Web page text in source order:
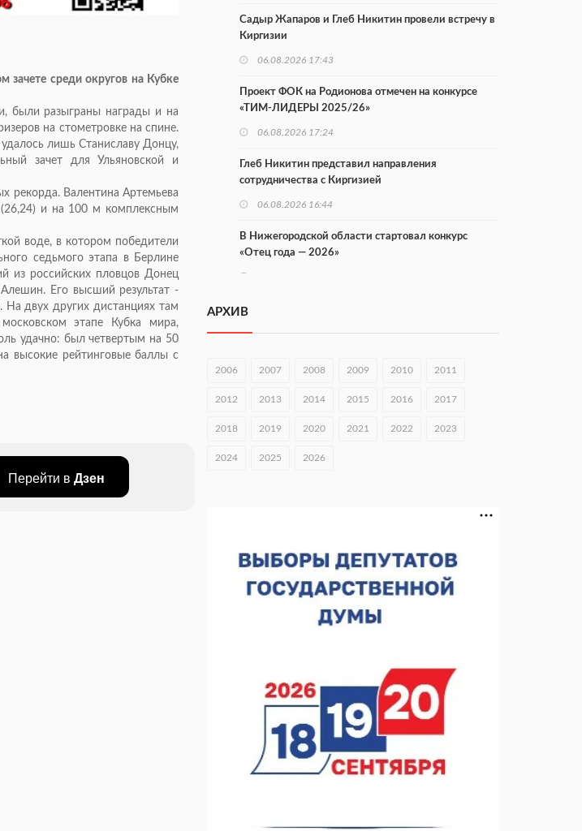
зачете среди округов на Кубке
были разыграны награды и на
на стометровке на спине.
лишь Станиславу Донцу,
зачет для Ульяновской и
рекорда. Валентина Артемьева
и на 100 м комплексным
воде, в котором победители
седьмого этапа в Берлине
из российских пловцов Донец
Его высший результат -
двух других дистанциях там
этапе Кубка мира,
удачно: был четвертым на 50
высокие рейтинговые баллы с
Перейти в Дзен
Садыр Жапаров и Глеб Никитин провели встречу в
Киргизии
06.08.2026 17:43
Проект ФОК на Родионова отмечен на конкурсе
«ТИМ-ЛИДЕРЫ 2025/26»
06.08.2026 17:24
Глеб Никитин представил направления
сотрудничества с Киргизией
06.08.2026 16:44
В Нижегородской области стартовал конкурс
«Отец года — 2026»
Городец подписал соглашения с Кара-Кулем и
вырос в 1,9 раза
В Нижнем Новгороде открыли фестиваль «Семья
06.08.2026 15:26
Видели ночь, бежали всю ночь... На
Нижневолжской набережной прошел необычный
06.08.2026 15:05
Нижегородские хирурги выполнили трансоральную
операцию на щитовидной железе
06.08.2026 15:03
АРХИВ
2006 2007 2008 2009 2010 2011
2012 2013 2014 2015 2016 2017
2018 2019 2020 2021 2022 2023
2024 2025 2026